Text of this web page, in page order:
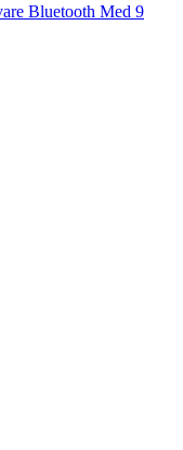
Bluetooth Med 9